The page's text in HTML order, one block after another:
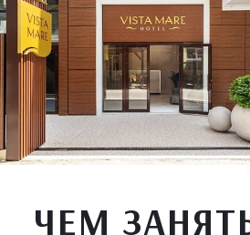
ЧЕМ